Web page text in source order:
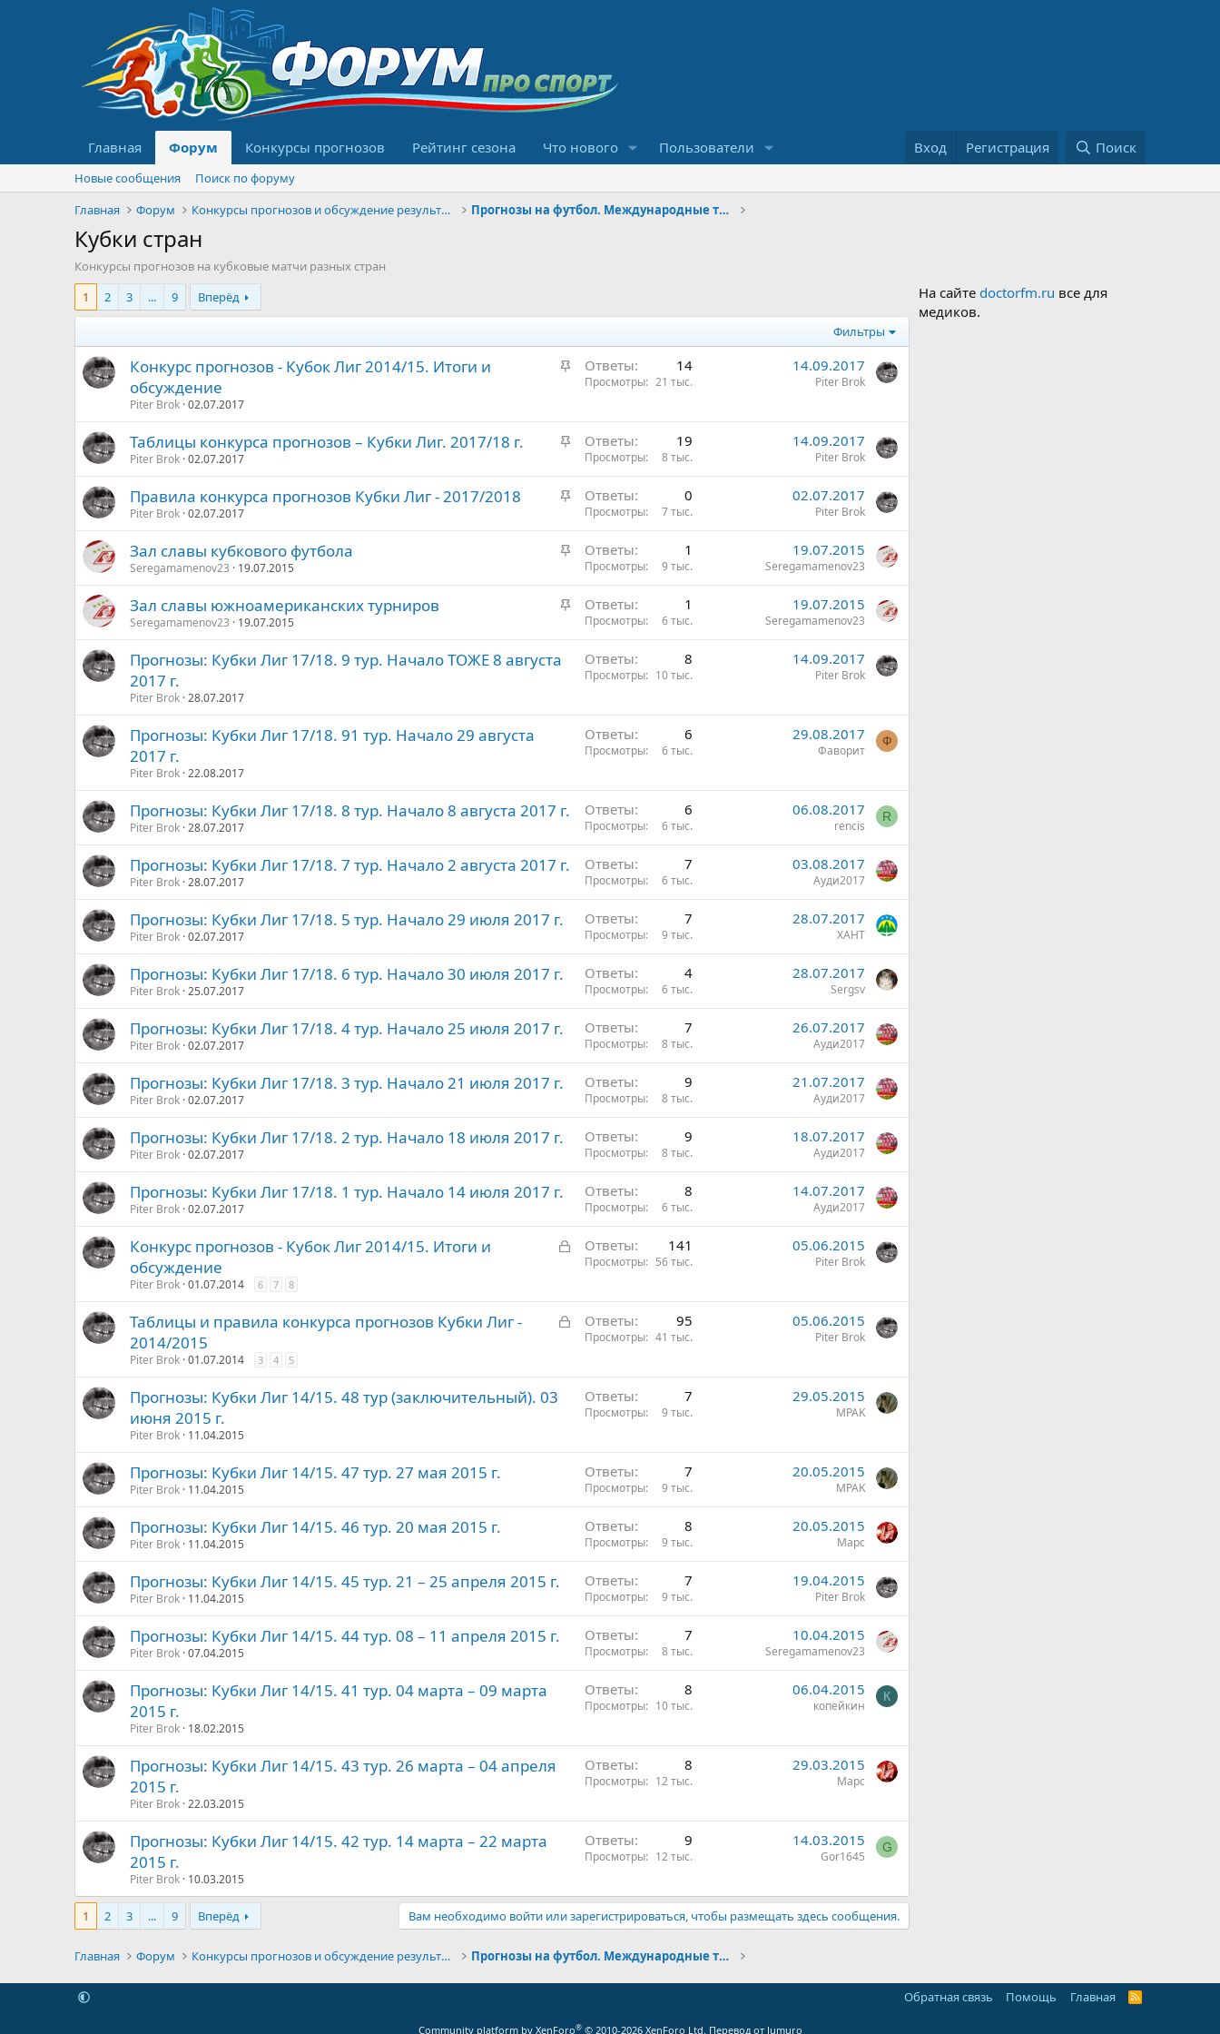
Главная Форум Конкурсы прогнозов Рейтинг сезона Что нового Пользователи Вход Регистрация Поиск
Новые сообщения
Поиск по форуму
Главная
Форум Конкурсы прогнозов и обсуждение результатов Прогнозы на футбол. Международные турниры
Кубки стран
Конкурсы прогнозов на кубковые матчи разных стран
1
2 3 ... 9 Вперёд
Фильтры
З
р
е
л
е
о
Конкурс прогнозов - Кубок Лиг 2014/15. Итоги и
обсуждение
Piter Brok 02.07.2017
Ответы 14
Просмотры 21 тыс.
14.09.2017
Piter Brok
З
к
р
п
л
о
Таблицы конкурса прогнозов – Кубки Лиг. 2017/18 г.
Piter Brok 02.07.2017
Ответы 19
Просмотры 8 тыс.
14.09.2017
Piter Brok
З
к
р
п
л
Правила конкурса прогнозов Кубки Лиг - 2017/2018
Piter Brok 02.07.2017
Ответы 0
Просмотры 7 тыс.
02.07.2017
Piter Brok
З
к
р
п
о
Зал славы кубкового футбола
Seregamamenov23 19.07.2015
Ответы 1
Просмотры 9 тыс.
19.07.2015
Seregamamenov23
З
к
л
Зал славы южноамериканских турниров
Seregamamenov23 19.07.2015
Ответы 1
Просмотры 6 тыс.
19.07.2015
Seregamamenov23
Прогнозы: Кубки Лиг 17/18. 9 тур. Начало ТОЖЕ 8 августа
2017 г.
Piter Brok 28.07.2017
Ответы 8
Просмотры 10 тыс.
14.09.2017
Piter Brok
Прогнозы: Кубки Лиг 17/18. 91 тур. Начало 29 августа
2017 г.
Piter Brok 22.08.2017
Ответы 6
Просмотры 6 тыс.
29.08.2017
Фаворит
Ф
Прогнозы: Кубки Лиг 17/18. 8 тур. Начало 8 августа 2017 г.
Piter Brok 28.07.2017
Ответы 6
Просмотры 6 тыс.
06.08.2017
rencis
R
Прогнозы: Кубки Лиг 17/18. 7 тур. Начало 2 августа 2017 г.
Piter Brok 28.07.2017
Ответы 7
Просмотры 6 тыс.
03.08.2017
Ауди2017
Прогнозы: Кубки Лиг 17/18. 5 тур. Начало 29 июля 2017 г.
Piter Brok 02.07.2017
Ответы 7
Просмотры 9 тыс.
28.07.2017
ХАНТ
Прогнозы: Кубки Лиг 17/18. 6 тур. Начало 30 июля 2017 г.
Piter Brok 25.07.2017
Ответы 4
Просмотры 6 тыс.
28.07.2017
Sergsv
Прогнозы: Кубки Лиг 17/18. 4 тур. Начало 25 июля 2017 г.
Piter Brok 02.07.2017
Ответы 7
Просмотры 8 тыс.
26.07.2017
Ауди2017
Прогнозы: Кубки Лиг 17/18. 3 тур. Начало 21 июля 2017 г.
Piter Brok 02.07.2017
Ответы 9
Просмотры 8 тыс.
21.07.2017
Ауди2017
Прогнозы: Кубки Лиг 17/18. 2 тур. Начало 18 июля 2017 г.
Piter Brok 02.07.2017
Ответы 9
Просмотры 8 тыс.
18.07.2017
Ауди2017
Прогнозы: Кубки Лиг 17/18. 1 тур. Начало 14 июля 2017 г.
Piter Brok 02.07.2017
Ответы 8
Просмотры 6 тыс.
14.07.2017
Ауди2017
З
р
ы
Конкурс прогнозов - Кубок Лиг 2014/15. Итоги и
обсуждение
Piter Brok 01.07.2014 6 7 8
Ответы 141
Просмотры 56 тыс.
05.06.2015
Piter Brok
З
р
Таблицы и правила конкурса прогнозов Кубки Лиг -
2014/2015
Piter Brok 01.07.2014 3 4 5
Ответы 95
Просмотры 41 тыс.
05.06.2015
Piter Brok
Прогнозы: Кубки Лиг 14/15. 48 тур (заключительный). 03
июня 2015 г.
Piter Brok 11.04.2015
Ответы 7
Просмотры 9 тыс.
29.05.2015
MPAK
Прогнозы: Кубки Лиг 14/15. 47 тур. 27 мая 2015 г.
Piter Brok 11.04.2015
Ответы 7
Просмотры 9 тыс.
20.05.2015
MPAK
Прогнозы: Кубки Лиг 14/15. 46 тур. 20 мая 2015 г.
Piter Brok 11.04.2015
Ответы 8
Просмотры 9 тыс.
20.05.2015
Марс
Прогнозы: Кубки Лиг 14/15. 45 тур. 21 – 25 апреля 2015 г.
Piter Brok 11.04.2015
Ответы 7
Просмотры 9 тыс.
19.04.2015
Piter Brok
Прогнозы: Кубки Лиг 14/15. 44 тур. 08 – 11 апреля 2015 г.
Piter Brok 07.04.2015
Ответы 7
Просмотры 8 тыс.
10.04.2015
Seregamamenov23
Прогнозы: Кубки Лиг 14/15. 41 тур. 04 марта – 09 марта
2015 г.
Piter Brok 18.02.2015
Ответы 8
Просмотры 10 тыс.
06.04.2015
копейкин
К
Прогнозы: Кубки Лиг 14/15. 43 тур. 26 марта – 04 апреля
2015 г.
Piter Brok 22.03.2015
Ответы 8
Просмотры 12 тыс.
29.03.2015
Марс
Прогнозы: Кубки Лиг 14/15. 42 тур. 14 марта – 22 марта
2015 г.
Piter Brok 10.03.2015
Ответы 9
Просмотры 12 тыс.
14.03.2015
Gor1645
G
1 2 3 ... 9 Вперёд Вам необходимо войти или зарегистрироваться, чтобы размещать здесь сообщения.
На сайте doctorfm.ru все для
медиков.
Главная Форум Конкурсы прогнозов и обсуждение результатов Прогнозы на футбол. Международные турниры
Обратная связь Помощь Главная
R
Community platform by XenForo® © 2010-2026 XenForo Ltd. Перевод от Jumuro